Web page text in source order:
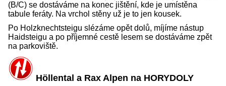
(B/C) se dostáváme na konec jištění, kde je umístěna
tabule feráty. Na vrchol stěny už je to jen kousek.
Po Holzknechtsteigu slézáme opět dolů, míjíme nástup
Haidsteigu a po příjemné cestě lesem se dostáváme zpět
na parkoviště.
Höllental a Rax Alpen na HORYDOLY